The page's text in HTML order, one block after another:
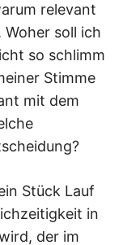
relevant
soll ich
so schlimm
Stimme
mit dem
Stück Lauf
in
der im